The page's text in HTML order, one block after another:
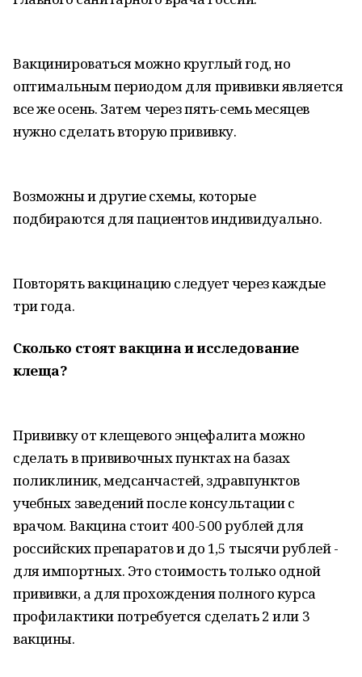
Вакцинироваться можно круглый год, но
оптимальным периодом для прививки является
все же осень. Затем через пять-семь месяцев
нужно сделать вторую прививку.
Возможны и другие схемы, которые
подбираются для пациентов индивидуально.
Повторять вакцинацию следует через каждые
три года.
Сколько стоят вакцина и исследование
клеща?
Прививку от клещевого энцефалита можно
сделать в прививочных пунктах на базах
поликлиник, медсанчастей, здравпунктов
учебных заведений после консультации с
врачом. Вакцина стоит 400-500 рублей для
российских препаратов и до 1,5 тысячи рублей -
для импортных. Это стоимость только одной
прививки, а для прохождения полного курса
профилактики потребуется сделать 2 или 3
вакцины.